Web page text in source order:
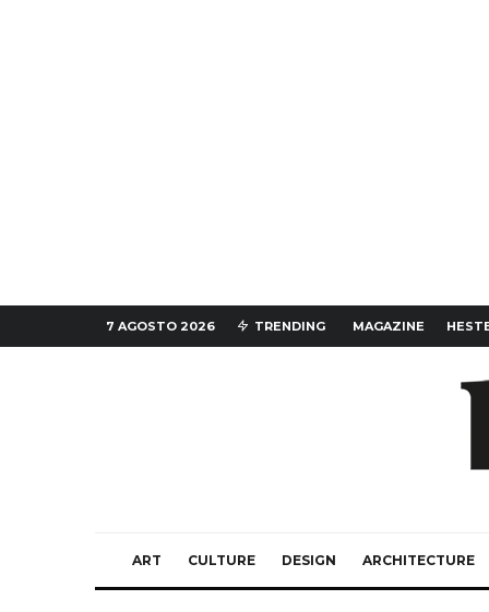
7 AGOSTO 2026 TRENDING MAGAZINE
ART CULTURE DESIGN ARCHITECTURE